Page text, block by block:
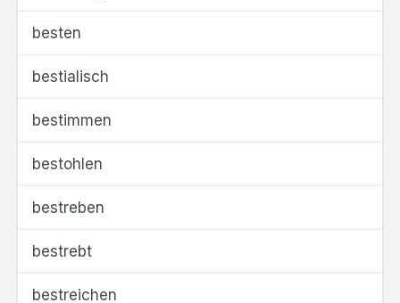
besten
bestialisch
bestimmen
bestohlen
bestreben
bestrebt
bestreichen